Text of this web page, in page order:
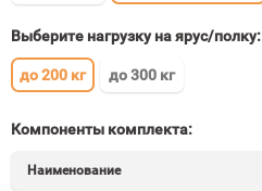
Выберите нагрузку на ярус/полку:
до 200 кг до 300 кг
Компоненты комплекта:
Наименование